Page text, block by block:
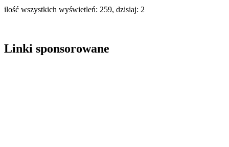
ilość wszystkich wyświetleń: 259, dzisiaj: 2
Linki sponsorowane